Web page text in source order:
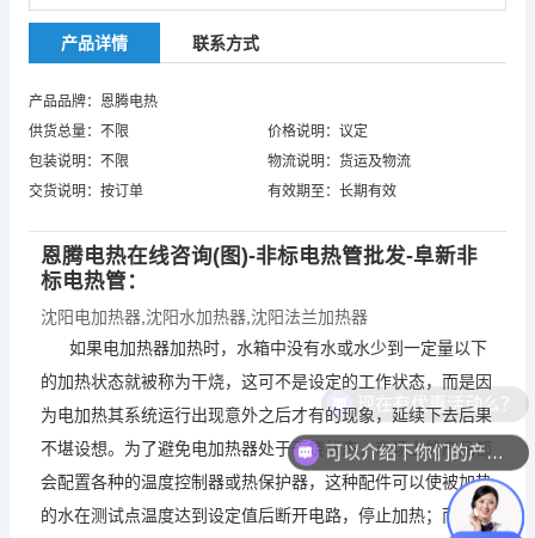
产品详情 联系方式
产品品牌：恩腾电热
供货总量：不限
价格说明：议定
包装说明：不限
物流说明：货运及物流
交货说明：按订单
有效期至：长期有效
恩腾电热在线咨询(图)-非标电热管批发-阜新非
标电热管：
沈阳电加热器 沈阳水加热器 沈阳法兰加热器
如果电加热器加热时，水箱中没有水或水少到一定量以下
的加热状态就被称为干烧，这可不是设定的工作状态，而是因
为电加热其系统运行出现意外之后才有的现象，延续下去后果
不堪设想。为了避免电加热器处于干烧状态，市场上的产品都
会配置各种的温度控制器或热保护器，这种配件可以使被加热
的水在测试点温度达到设定值后断开电路，停止加热；而当被
可以介绍下你们的产品么？
现在有优惠活动么？